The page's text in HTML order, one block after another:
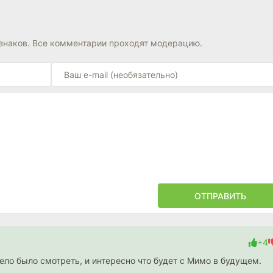
Все комментарии проходят модерацию.
ОТПРАВИТЬ
+4
было смотреть, и интересно что будет с Мимо в будущем.